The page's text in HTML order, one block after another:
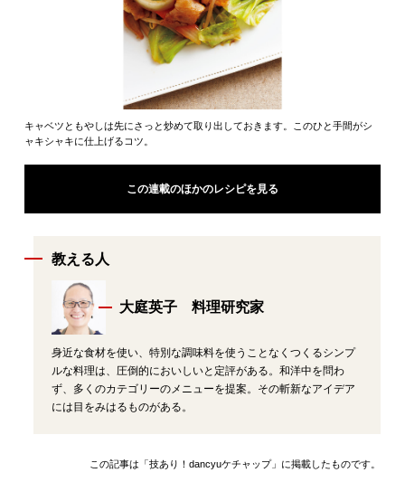
キャベツともやしは先にさっと炒めて取り出しておきます。このひと手間がシ
ャキシャキに仕上げるコツ。
この連載のほかのレシピを見る
教える人
大庭英子 料理研究家
身近な食材を使い、特別な調味料を使うことなくつくるシンプ
ルな料理は、圧倒的においしいと定評がある。和洋中を問わ
ず、多くのカテゴリーのメニューを提案。その斬新なアイデア
には目をみはるものがある。
この記事は「技あり！dancyuケチャップ」に掲載したものです。